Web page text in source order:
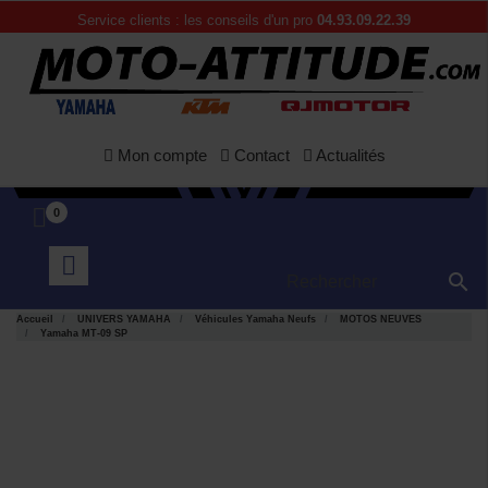
Service clients : les conseils d'un pro 04.93.09.22.39
Mon compte Contact Actualités
0

Accueil UNIVERS YAMAHA Véhicules Yamaha Neufs
MOTOS NEUVES
Yamaha MT-09 SP